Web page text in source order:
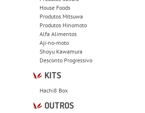
House Foods
Produtos Mitsuwa
Produtos Hinomoto
Alfa Alimentos
Aji-no-moto
Shoyu Kawamura
Desconto Progressivo
KITS
Hachi8 Box
OUTROS